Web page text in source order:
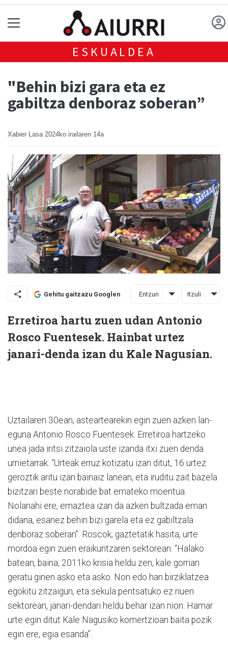
ESKUALDEA
"Behin bizi gara eta ez
gabiltza denboraz soberan”
Xabier Lasa 2024ko irailaren 14a
Gehitu gaitzazu Googlen Entzun Itzuli
Erretiroa hartu zuen udan Antonio
Rosco Fuentesek. Hainbat urtez
janari-denda izan du Kale Nagusian.
Uztailaren 30ean, asteartearekin egin zuen azken lan-
eguna Antonio Rosco Fuentesek. Erretiroa hartzeko
unea jada iritsi zitzaiola uste izanda itxi zuen denda
urnietarrak: “Urteak erruz kotizatu izan ditut, 16 urtez
geroztik aritu izan bainaiz lanean, eta iruditu zait bazela
bizitzari beste norabide bat emateko moentua.
Nolanahi ere, emaztea izan da azken bultzada eman
didana, esanez behin bizi garela eta ez gabiltzala
denboraz soberan”. Roscok, gaztetatik hasita, urte
mordoa egin zuen eraikuntzaren sektorean: “Halako
batean, baina, 2011ko krisia heldu zen, kale gorrian
geratu ginen asko eta asko. Non edo han birziklatzea
egokitu zitzaigun, eta sekula pentsatuko ez nuen
sektorean, janari-dendari heldu behar izan nion. Hamar
urte egin ditut Kale Nagusiko komertzioan baita pozik
egin ere, egia esanda”.